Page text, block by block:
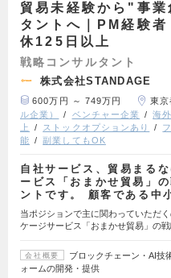
貿易未経験から"事
タントへ｜PM経験
休125日以上
戦略コンサルタント
株式会社STANDAGE
600万円 ～ 749万円 東京
ル企業）
ベンチャー企業 海
上
ストックオプションあり
能
副業してもOK
自社サービス、貿易まる
ービス「おまかせ貿易」
ントです。 顧客である中
当ポジションで主に関わっていただ
ケージサービス「おまかせ貿易」の
会社概要
ブロックチェーン・AI技
ォームの開発・提供